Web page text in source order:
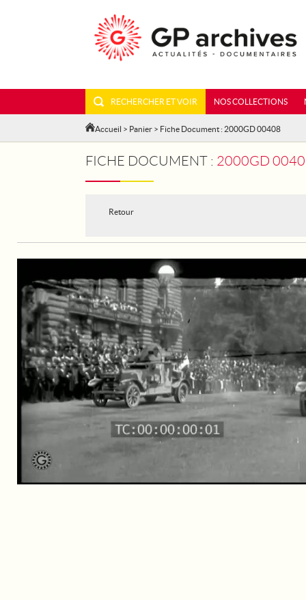
RECHERCHER ET VOIR NOS COLLECTIONS
Accueil > Panier > Fiche Document : 2000GD 00408
FICHE DOCUMENT : 2000GD 00408 -
Retour